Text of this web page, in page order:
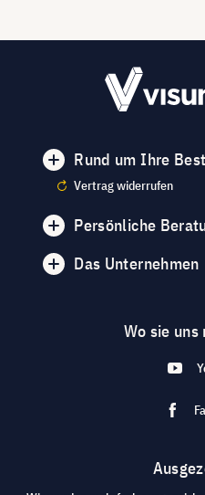
Rund um Ihre
Vertrag widerrufen
Persönliche
Das Unternehmen
Wo sie